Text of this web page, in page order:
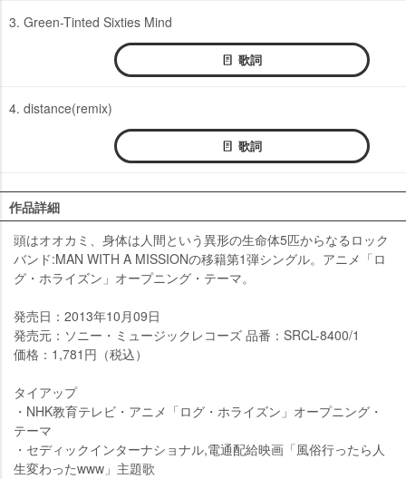
3. Green-Tinted Sixties Mind
歌詞
4. distance(remix)
歌詞
作品詳細
頭はオオカミ、身体は人間という異形の生命体5匹からなるロック
バンド:MAN WITH A MISSIONの移籍第1弾シングル。アニメ「ロ
グ・ホライズン」オープニング・テーマ。
発売日：2013年10月09日
発売元：ソニー・ミュージックレコーズ 品番：SRCL-8400/1
価格：1,781円（税込）
タイアップ
・NHK教育テレビ・アニメ「ログ・ホライズン」オープニング・
テーマ
・セディックインターナショナル,電通配給映画「風俗行ったら人
生変わったwww」主題歌